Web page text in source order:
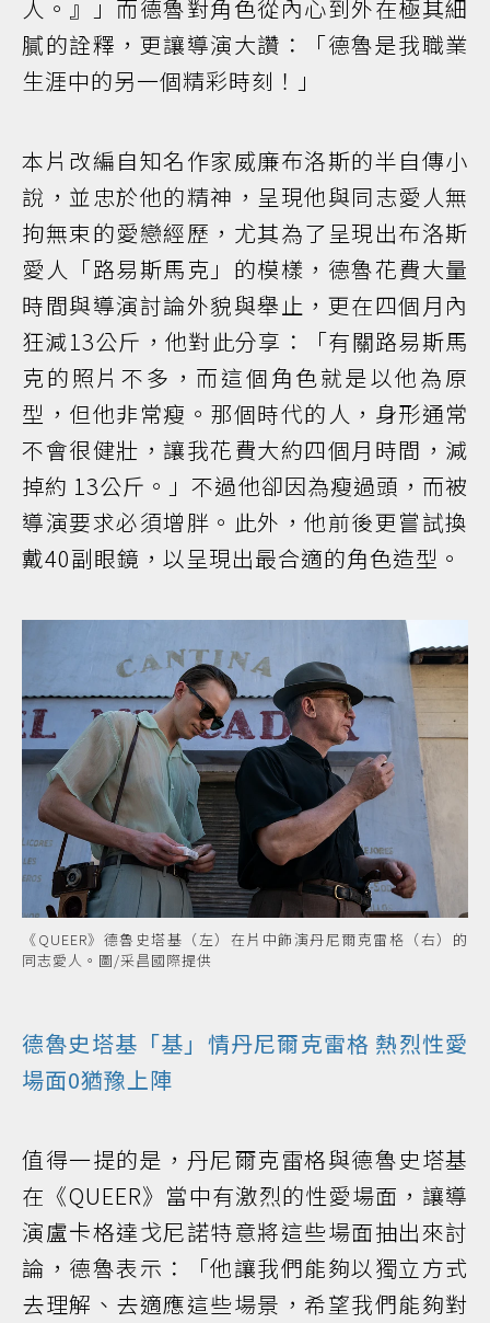
人。』」而德魯對角色從內心到外在極其細
膩的詮釋，更讓導演大讚：「德魯是我職業
生涯中的另一個精彩時刻！」
本片改編自知名作家威廉布洛斯的半自傳小
說，並忠於他的精神，呈現他與同志愛人無
拘無束的愛戀經歷，尤其為了呈現出布洛斯
愛人「路易斯馬克」的模樣，德魯花費大量
時間與導演討論外貌與舉止，更在四個月內
狂減13公斤，他對此分享：「有關路易斯馬
克的照片不多，而這個角色就是以他為原
型，但他非常瘦。那個時代的人，身形通常
不會很健壯，讓我花費大約四個月時間，減
掉約 13公斤。」不過他卻因為瘦過頭，而被
導演要求必須增胖。此外，他前後更嘗試換
戴40副眼鏡，以呈現出最合適的角色造型。
《QUEER》德魯史塔基（左）在片中飾演丹尼爾克雷格（右）的
同志愛人。圖/采昌國際提供
德魯史塔基「基」情丹尼爾克雷格 熱烈性愛
場面0猶豫上陣
值得一提的是，丹尼爾克雷格與德魯史塔基
在《QUEER》當中有激烈的性愛場面，讓導
演盧卡格達戈尼諾特意將這些場面抽出來討
論，德魯表示：「他讓我們能夠以獨立方式
去理解、去適應這些場景，希望我們能夠對